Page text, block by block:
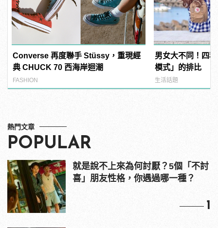
Converse 再度聯手 Stüssy，重現經
典 CHUCK 70 西海岸迴潮
FASHION
男女大不同！四
模式」的排比
生活話題
熱門文章
POPULAR
就是說不上來為何討厭？5個「不討
喜」朋友性格，你遇過哪一種？
1